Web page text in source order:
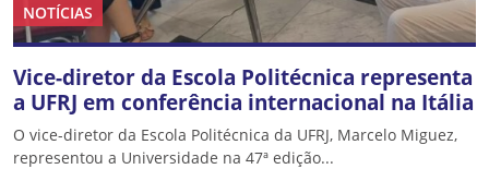
NOTÍCIAS
Vice-diretor da Escola Politécnica representa
a UFRJ em conferência internacional na Itália
O vice-diretor da Escola Politécnica da UFRJ, Marcelo Miguez,
representou a Universidade na 47ª edição...